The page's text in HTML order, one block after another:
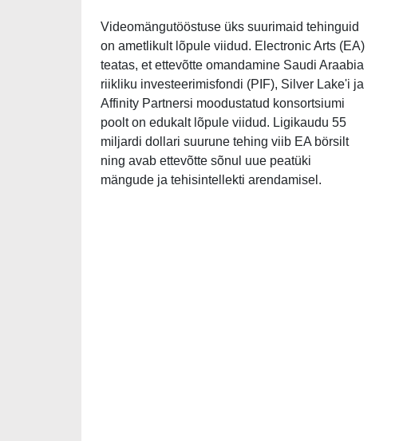
Videomängutööstuse üks suurimaid tehinguid
on ametlikult lõpule viidud. Electronic Arts (EA)
teatas, et ettevõtte omandamine Saudi Araabia
riikliku investeerimisfondi (PIF), Silver Lake'i ja
Affinity Partnersi moodustatud konsortsiumi
poolt on edukalt lõpule viidud. Ligikaudu 55
miljardi dollari suurune tehing viib EA börsilt
ning avab ettevõtte sõnul uue peatüki
mängude ja tehisintellekti arendamisel.